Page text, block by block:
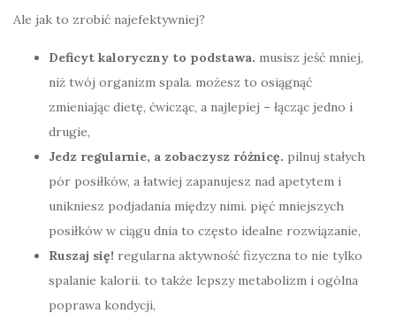
Ale jak to zrobić najefektywniej?
Deficyt kaloryczny to podstawa. musisz jeść mniej,
niż twój organizm spala. możesz to osiągnąć
zmieniając dietę, ćwicząc, a najlepiej – łącząc jedno i
drugie,
Jedz regularnie, a zobaczysz różnicę. pilnuj stałych
pór posiłków, a łatwiej zapanujesz nad apetytem i
unikniesz podjadania między nimi. pięć mniejszych
posiłków w ciągu dnia to często idealne rozwiązanie,
Ruszaj się! regularna aktywność fizyczna to nie tylko
spalanie kalorii. to także lepszy metabolizm i ogólna
poprawa kondycji,